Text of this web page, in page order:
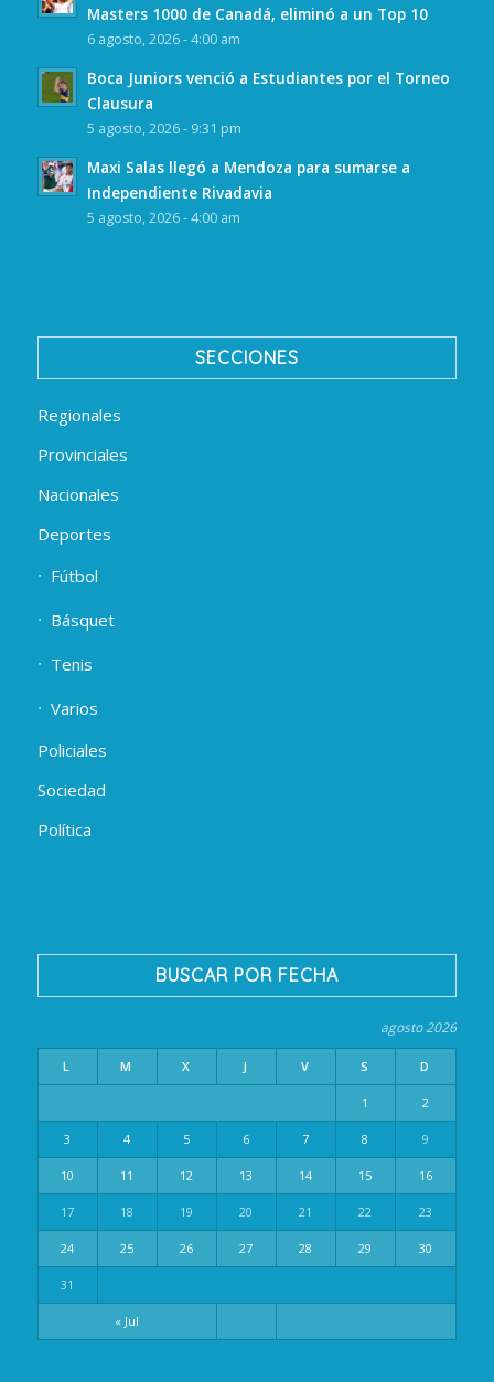
Masters 1000 de Canadá, eliminó a un Top 10
6 agosto, 2026 - 4:00 am
Boca Juniors venció a Estudiantes por el Torneo
Clausura
5 agosto, 2026 - 9:31 pm
Maxi Salas llegó a Mendoza para sumarse a
Independiente Rivadavia
5 agosto, 2026 - 4:00 am
SECCIONES
Regionales
Provinciales
Nacionales
Deportes
Fútbol
Básquet
Tenis
Varios
Policiales
Sociedad
Política
BUSCAR POR FECHA
agosto 2026
L M X J V S D
« Jul
1 2
3 4 5 6 7 8 9
10 11 12 13 14 15 16
17 18 19 20 21 22 23
24 25 26 27 28 29 30
31